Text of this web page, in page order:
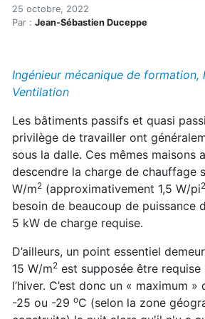
Accueil
Articles
Bâtiment passif
25 octobre, 2022
Par : Jean-Sébastien Duceppe
Ingénieur mécanique de
Ventilation
Les bâtiments passifs et quasi
privilège de travailler ont
sous la dalle. Ces mêmes maisons
descendre la charge de chauffage
W/m2 (approximativement 1,5 W/pi2
besoin de beaucoup de puissance
5 kW de charge requise.
D’ailleurs, un point essentiel
15 W/m2 est supposée être
l’hiver. C’est donc un « maximum
-25 ou -29 oC (selon la zone